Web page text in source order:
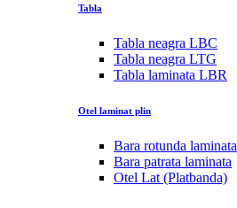
Tabla
Tabla neagra LBC
Tabla neagra LTG
Tabla laminata LBR
Otel laminat plin
Bara rotunda laminata
Bara patrata laminata
Otel Lat (Platbanda)